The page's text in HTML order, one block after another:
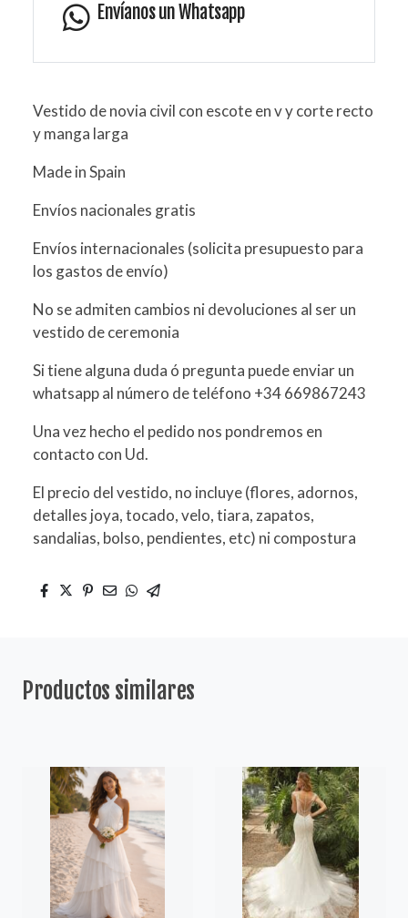
Envíanos un Whatsapp
Vestido de novia civil con escote en v y corte recto
y manga larga
Made in Spain
Envíos nacionales gratis
Envíos internacionales (solicita presupuesto para
los gastos de envío)
No se admiten cambios ni devoluciones al ser un
vestido de ceremonia
Si tiene alguna duda ó pregunta puede enviar un
whatsapp al número de teléfono +34 669867243
Una vez hecho el pedido nos pondremos en
contacto con Ud.
El precio del vestido, no incluye (flores, adornos,
detalles joya, tocado, velo, tiara, zapatos,
sandalias, bolso, pendientes, etc) ni compostura
Productos similares